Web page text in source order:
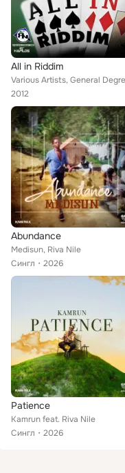
All in Riddim
2012
Abundance
Medisun, Riva Nile
Сингл
2026
Patience
Kamrun feat. Riva Nile
Сингл
2026